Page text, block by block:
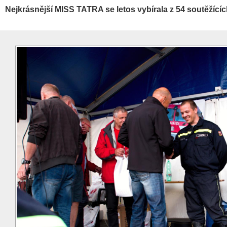
Nejkrásnější MISS TATRA se letos vybírala z 54